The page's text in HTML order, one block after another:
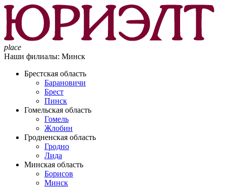
place
Наши филиалы: Минск
Брестская область
Барановичи
Брест
Пинск
Гомельская область
Гомель
Жлобин
Гродненская область
Гродно
Лида
Минская область
Борисов
Минск